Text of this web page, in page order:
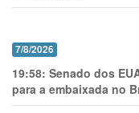
7/8/2026
19:58: Senado dos
para a embaixada no